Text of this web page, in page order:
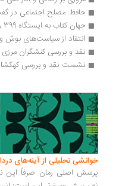
حافظ: مصلح اجتماعی در گفت‌وگو
جهان کتاب به ایستگاه 399 رسید
انتقاد از سیاست‌های بوش و
نقد و بررسی کنشگران مرزی در
نشست نقد و بررسی کهکشان
تحلیلی از آینه‌های دردار |
اصلی رمان صرفاً این نیست